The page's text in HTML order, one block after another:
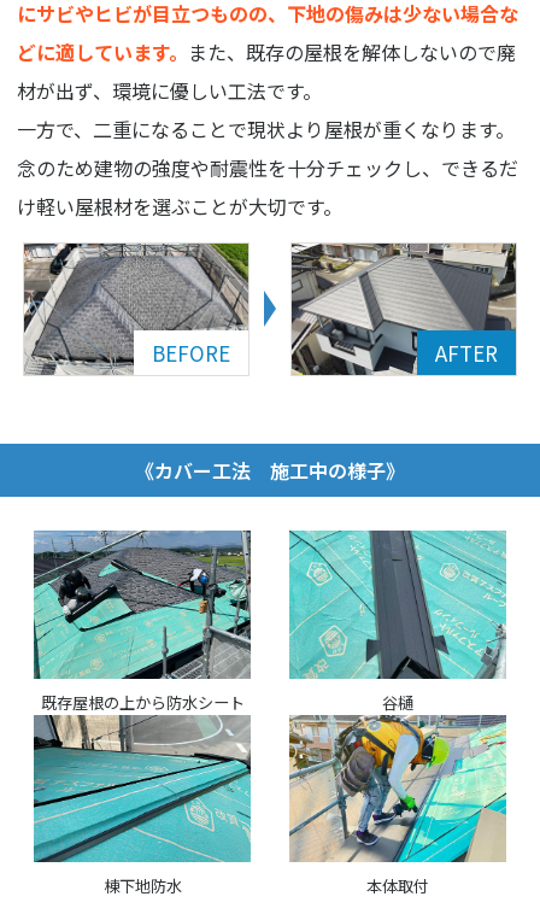
にサビやヒビが目立つものの、下地の傷みは少ない場合な
どに適しています。 また、既存の屋根を解体しないので廃
材が出ず、環境に優しい工法です。
一方で、二重になることで現状より屋根が重くなります。
念のため建物の強度や耐震性を十分チェックし、できるだ
け軽い屋根材を選ぶことが大切です。
《カバー工法 施工中の様子》
既存屋根の上から防水シート 谷樋
棟下地防水 本体取付